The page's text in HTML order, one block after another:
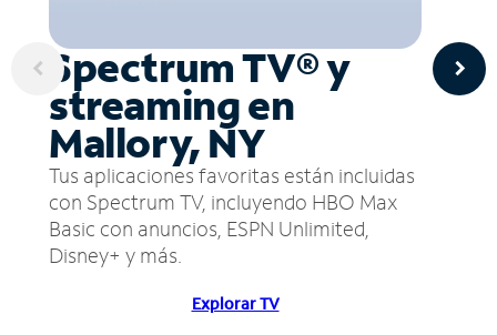
Spectrum TV® y
streaming en
Mallory, NY
Tus aplicaciones favoritas están incluidas
con Spectrum TV, incluyendo HBO Max
Basic con anuncios, ESPN Unlimited,
Disney+ y más.
Explorar TV